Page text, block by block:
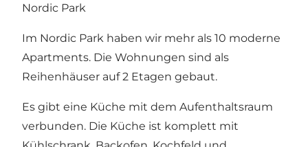
Nordic Park
Im Nordic Park haben wir mehr als 10 moderne
Apartments. Die Wohnungen sind als
Reihenhäuser auf 2 Etagen gebaut.
Es gibt eine Küche mit dem Aufenthaltsraum
verbunden. Die Küche ist komplett mit